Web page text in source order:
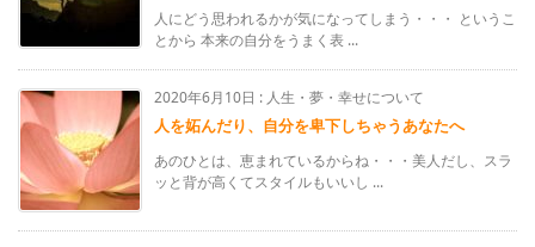
人にどう思われるかが気になってしまう・・・ というこ
とから 本来の自分をうまく表 ...
2020年6月10日 : 人生・夢・幸せについて
人を妬んだり、自分を卑下しちゃうあなたへ
あのひとは、恵まれているからね・・・美人だし、スラ
ッと背が高くてスタイルもいいし ...